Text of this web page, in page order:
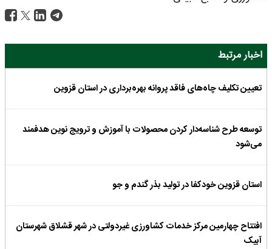
اخبار مرتبط
تعیین تکلیف چاه‌های فاقد پروانه بهره‌برداری در استان قزوین
توسعه طرح شناسه‌دار کردن محصولات با آموزش و ترویج نوین هدفمند
می‌شود
استان قزوین خودکفا در تولید بذر گندم و جو
افتتاح چهارمین مرکز خدمات کشاورزی غیردولتی در شهر قشلاق شهرستان
آبیک